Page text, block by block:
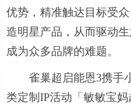
优势，精准触达目标受
造明星产品，从而驱动
成为众多品牌的难题。
雀巢超启能恩3携手
类定制IP活动「敏敏宝